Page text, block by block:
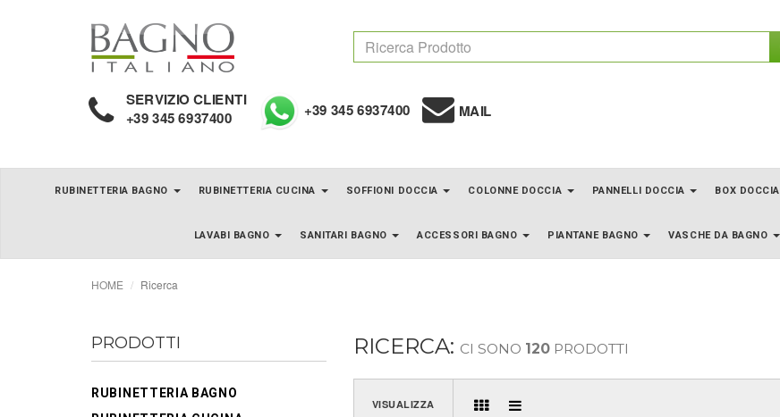
SERVIZIO CLIENTI
+39 345 6937400 +39 345 6937400 MAIL
RUBINETTERIA BAGNO RUBINETTERIA CUCINA SOFFIONI DOCCIA COLONNE DOCCIA PANNELLI DOCCIA BOX DOCCIA
LAVABI BAGNO SANITARI BAGNO ACCESSORI BAGNO PIANTANE BAGNO VASCHE DA BAGNO
HOME Ricerca
PRODOTTI
RUBINETTERIA BAGNO
RICERCA: CI SONO 120PRODOTTI
VISUALIZZA